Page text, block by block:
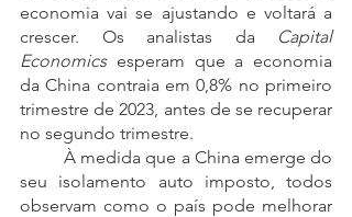
economia vai se ajustando e voltará a
crescer. Os analistas da
Capital
Economics esperam que a economia
da China contraia em 0,8% no primeiro
trimestre de 2023, antes de se recuperar
no segundo trimestre.
	À medida que a China emerge do
seu isolamento auto imposto, todos
observam como o país pode melhorar